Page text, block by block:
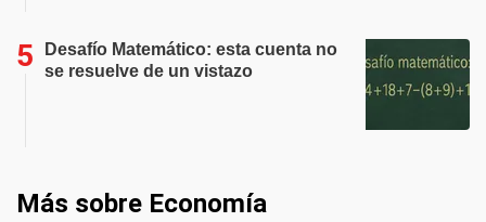
Desafío Matemático: esta cuenta no
se resuelve de un vistazo
Más sobre Economía